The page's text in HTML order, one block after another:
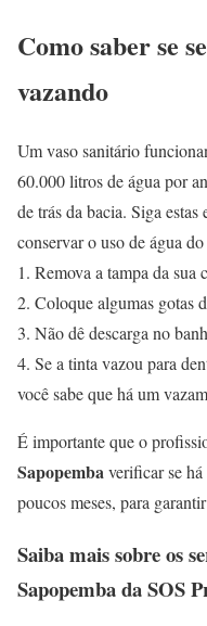
Como saber se
vazando
Um vaso sanitário
60.000 litros de água por
de trás da bacia. Siga
conservar o uso de água
1. Remova a tampa da sua
2. Coloque algumas gotas
3. Não dê descarga no
4. Se a tinta vazou para
você sabe que há um
É importante que o
Sapopembaverificar se há
poucos meses, para
Saiba mais sobre os
Sapopembada SOS